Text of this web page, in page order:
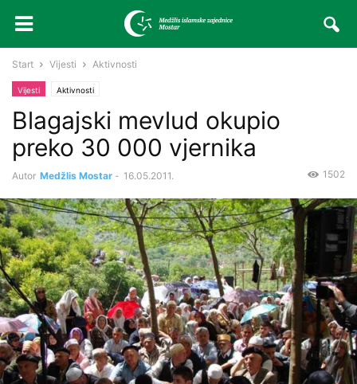
Start Vijesti Aktivnosti
Vijesti Aktivnosti
Blagajski mevlud okupio
preko 30 000 vjernika
Autor Medžlis Mostar - 16.05.2011. 1502